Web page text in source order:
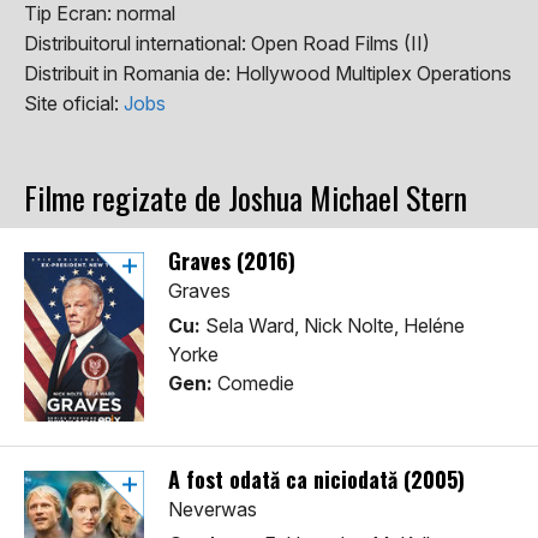
Tip Ecran: normal
Distribuitorul international: Open Road Films (II)
Distribuit in Romania de: Hollywood Multiplex Operations
Site oficial: Jobs
Filme regizate de Joshua Michael Stern
Graves (2016)
Graves
Cu: Sela Ward, Nick Nolte, Heléne
Yorke
Gen: Comedie
A fost odată ca niciodată (2005)
Neverwas